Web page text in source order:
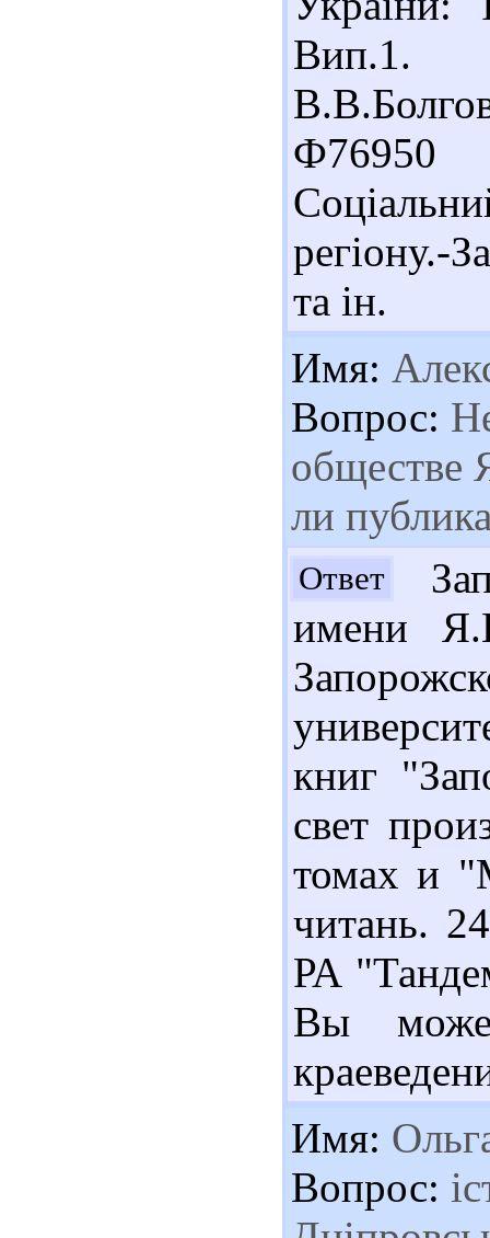
Вип.1.
Ф76950
регіону.-
та ін.
Имя:
Вопрос:
обществе
ли
Ответ
имени
книг
свет
томах и
читань.
РА
Вы
Имя:
Вопрос: